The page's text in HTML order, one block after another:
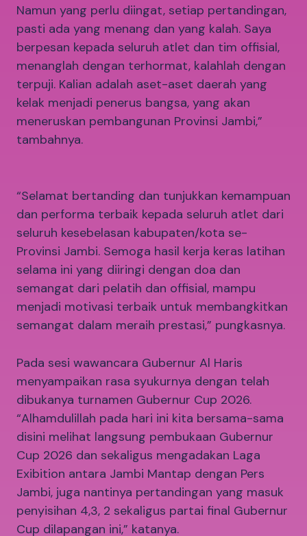
Namun yang perlu diingat, setiap pertandingan,
pasti ada yang menang dan yang kalah. Saya
berpesan kepada seluruh atlet dan tim offisial,
menanglah dengan terhormat, kalahlah dengan
terpuji. Kalian adalah aset-aset daerah yang
kelak menjadi penerus bangsa, yang akan
meneruskan pembangunan Provinsi Jambi,”
tambahnya.
“Selamat bertanding dan tunjukkan kemampuan
dan performa terbaik kepada seluruh atlet dari
seluruh kesebelasan kabupaten/kota se-
Provinsi Jambi. Semoga hasil kerja keras latihan
selama ini yang diiringi dengan doa dan
semangat dari pelatih dan offisial, mampu
menjadi motivasi terbaik untuk membangkitkan
semangat dalam meraih prestasi,” pungkasnya.
Pada sesi wawancara Gubernur Al Haris
menyampaikan rasa syukurnya dengan telah
dibukanya turnamen Gubernur Cup 2026.
“Alhamdulillah pada hari ini kita bersama-sama
disini melihat langsung pembukaan Gubernur
Cup 2026 dan sekaligus mengadakan Laga
Exibition antara Jambi Mantap dengan Pers
Jambi, juga nantinya pertandingan yang masuk
penyisihan 4,3, 2 sekaligus partai final Gubernur
Cup dilapangan ini,” katanya.